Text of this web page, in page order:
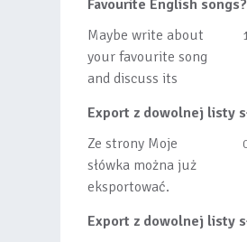
lub dodanych do
listy, czy tez ze
wszys...
Favourite English songs?
Maybe write about
your favourite song
and discuss its
Export z dowolnej listy
Ze strony Moje
słówka można już
eksportować.
masowego importu
Export z dowolnej listy